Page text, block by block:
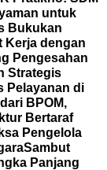
untuk
Bukukan
Kerja dengan
Pengesahan
Strategis
Pelayanan di
BPOM,
Bertaraf
Pengelola
Sambut
Panjang